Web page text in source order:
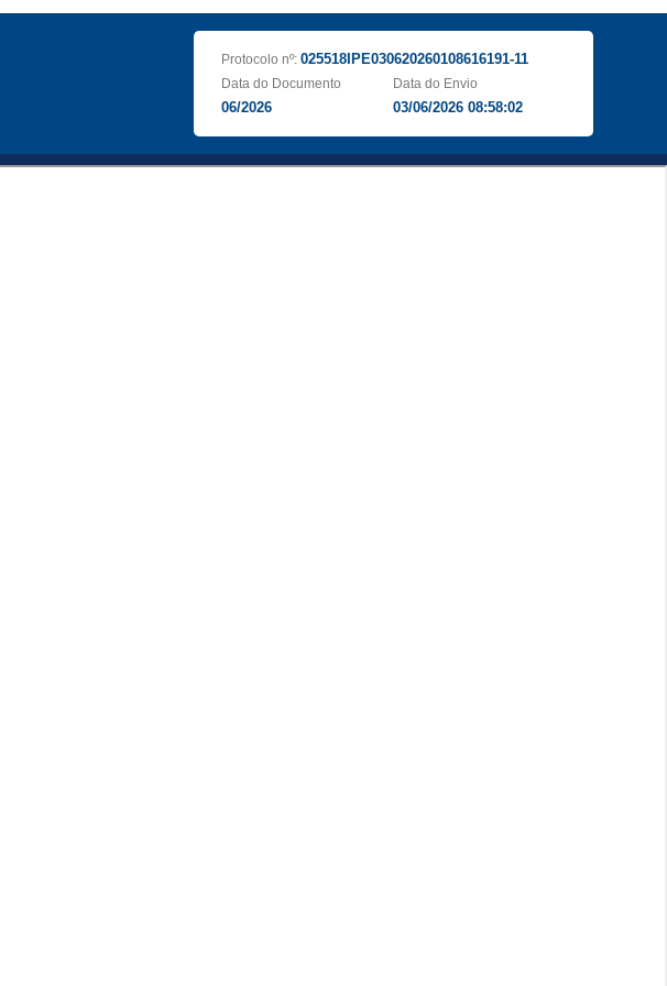
Protocolo nº: 025518IPE030620260108616191-11
Data do Documento
06/2026
Data do Envio
03/06/2026 08:58:02